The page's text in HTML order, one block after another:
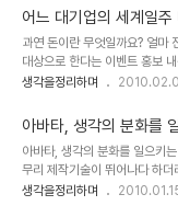
이어지는 것이고, 또 별..
에 이르렀다고 봅니다. 물론 현
작권에 대하여 명쾌한 답을 내
자라면 어떤 특정한 방법을 포
만... ▲ Illustration by
Published: March 1, 2009 음
어느 대기업의 세계일주
과연 돈이란 무엇일까요? 얼마
대상으로 한다는 이벤트 홍보
에 촛점이 맞춰진 듯 보였지만
UCC 동영상을 제작하여 해당
한 사람 중 6명을 선발해서 우
일간 탑승 횟수에 관계없이 어
그것도 비즈니스석의 항공권
트 홍보 이미지 이벤트의 내용
생각을정리하며
아바타, 생각의 분화를
아바타, 생각의 분화를 일으키
무리 제작기술이 뛰어나다 하
를 담고 있느냐가 무엇보다도
생각을정리하며